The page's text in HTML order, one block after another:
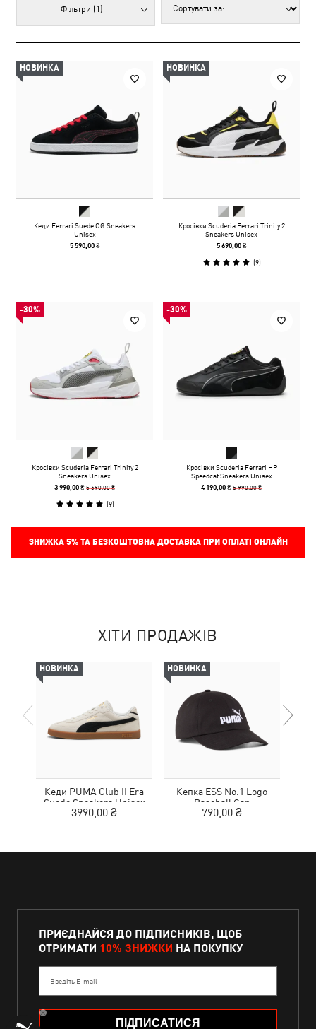
Фільтри (1)
НОВИНКА
Кеди Ferrari Suede OG Sneakers
Unisex
5 590,00 ₴
НОВИНКА
Кросівки Scuderia Ferrari Trinity 2
Sneakers Unisex
5 690,00 ₴
(9)
-30%
Кросівки Scuderia Ferrari Trinity 2
Sneakers Unisex
3 990,00 ₴5 690,00 ₴
(9)
-30%
Кросівки Scuderia Ferrari HP
Speedcat Sneakers Unisex
4 190,00 ₴5 990,00 ₴
ЗНИЖКА 5%ТА БЕЗКОШТОВНА ДОСТАВКА ПРИ ОПЛАТІ ОНЛАЙН
ХІТИ ПРОДАЖІВ
НОВИНКА
Кеди PUMA Club II Era
Suede Sneakers Unisex
3990,00 ₴
НОВИНКА
Кепка ESS No.1 Logo
Baseball Cap
790,00 ₴
ПРИЄДНАЙСЯ ДО ПІДПИСНИКІВ, ЩОБ
ОТРИМАТИ 10% ЗНИЖКИ НА ПОКУПКУ
Введіть E-mail
ПІДПИСАТИСЯ